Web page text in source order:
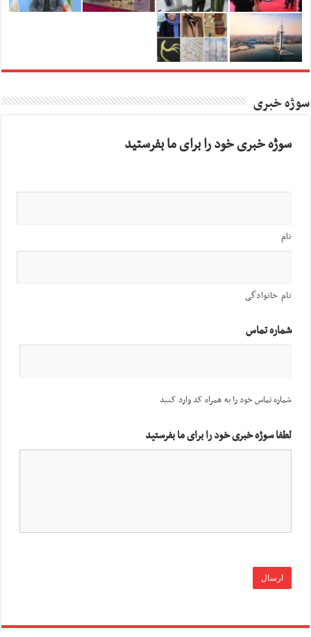
سوژه خبری
سوژه خبری خود را برای ما بفرستید
نام
نام خانوادگی
شماره تماس
شماره تماس خود را به همراه کد وارد کنید
لطفا سوژه خبری خود را برای ما بفرستید